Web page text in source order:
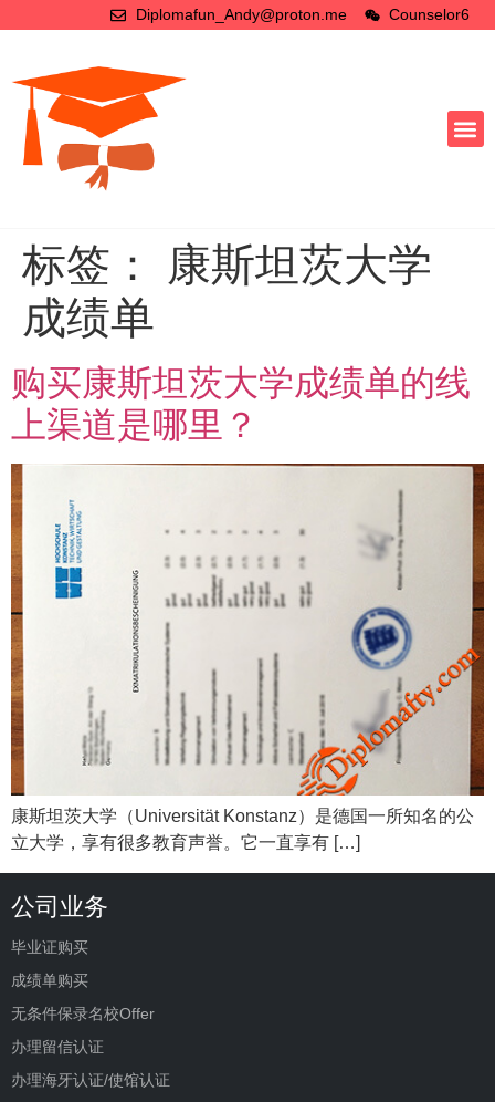
Diplomafun_Andy@proton.me Counselor6
标签： 康斯坦茨大学
成绩单
购买康斯坦茨大学成绩单的线
上渠道是哪里？
康斯坦茨大学（Universität Konstanz）是德国一所知名的公
立大学，享有很多教育声誉。它一直享有 […]
公司业务
毕业证购买
成绩单购买
无条件保录名校Offer
办理留信认证
办理海牙认证/使馆认证